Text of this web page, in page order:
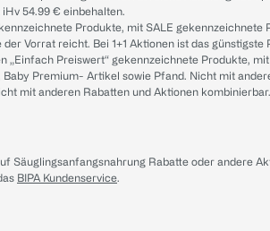
54.99 € einbehalten.
Produkte, mit SALE
Vorrat reicht. Bei 1+1 Aktionen ist das günstigste
„Einfach Preiswert“ gekennzeichnete
Baby Premium- Artikel sowie Pfand. Nicht mit
mit anderen Rabatten und Aktionen
Säuglingsanfangsnahrung Rabatte oder andere
BIPA Kundenservice.